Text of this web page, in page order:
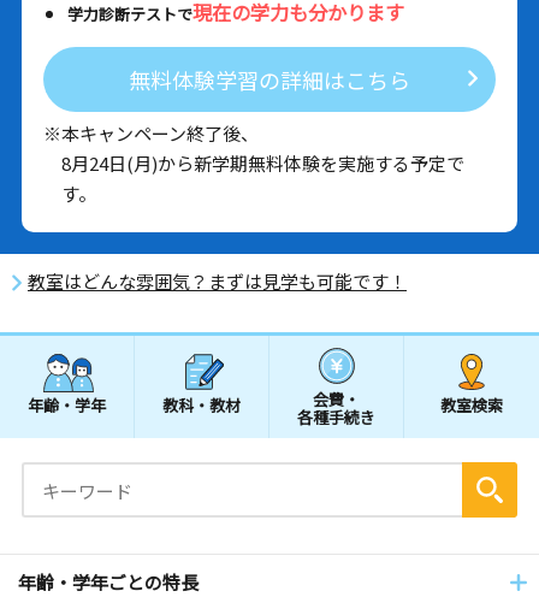
学力診断テストで現在の学力も分かります
無料体験学習の詳細はこちら
※本キャンペーン終了後、
8月24日(月)から新学期無料体験を実施する予定で
す。
教室はどんな雰囲気？まずは見学も可能です！
年齢・学年 教科・教材 会費・
各種手続き
教室検索
年齢・学年ごとの特長